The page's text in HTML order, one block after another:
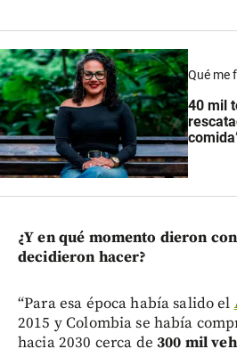
Qué me
40 mil
¿Y en qué momento dieron
decidieron hacer?
“Para esa época había salido el
2015 y Colombia se había
hacia 2030 cerca de 300 mil